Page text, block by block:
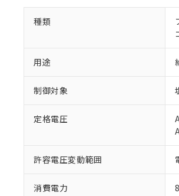
種類
用途
制御対象
定格電圧
許容電圧変動範囲
消費電力